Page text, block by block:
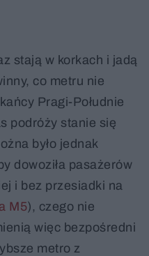
stają w korkach i jadą
co metru nie
Pragi-Południe
podróży stanie się
było jednak
dowoziła pasażerów
i bez przesiadki na
M5), czego nie
więc bezpośredni
metro z